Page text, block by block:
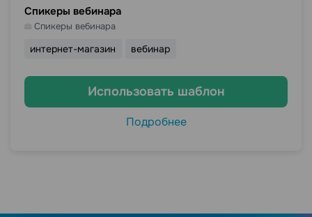
Спикеры вебинара
Спикеры вебинара
интернет-магазин вебинар
Использовать шаблон
Подробнее